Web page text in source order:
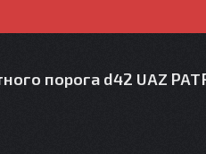
порога d42 UAZ